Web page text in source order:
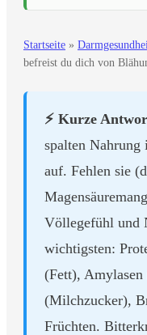
Startseite »
befreist du dich von
⚡ Kurze
spalten Nahrung
auf. Fehlen sie
Völlegefühl und
wichtigsten:
(Fett), Amylasen
(Milchzucker),
Früchten.